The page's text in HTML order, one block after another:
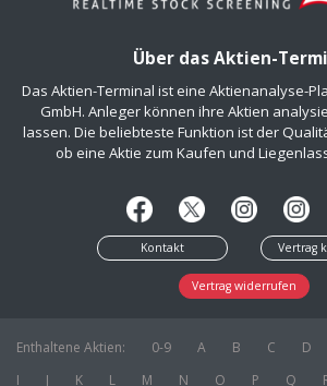
Über das Aktien-
Das Aktien-Terminal ist eine Aktienanalyse-
GmbH. Anleger können ihre Aktien
lassen. Die beliebteste Funktion ist der
ob eine Aktie zum Kaufen und
Kontakt Vertrag
Vertrag widerrufen
Enthaltene Aktien: 0-9 A B C D
I
J K L M N O P Q